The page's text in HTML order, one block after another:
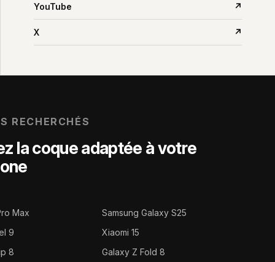
YouTube ↗
X ↗
RECHERCHÉS
la coque adaptée à votre
Max
Samsung Galaxy S25
9
Xiaomi 15
8
Galaxy Z Fold 8